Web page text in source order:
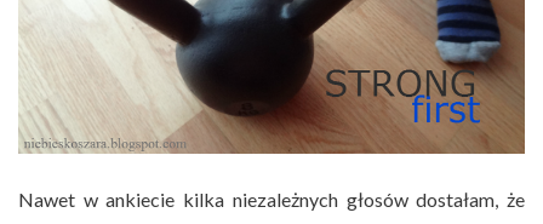
Nawet w ankiecie kilka niezależnych głosów dostałam, że